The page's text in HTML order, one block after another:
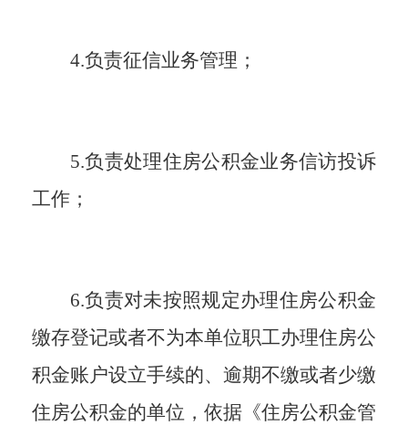
4.负责征信业务管理；
5.负责处理住房公积金业务信访投诉
工作；
6.负责对未按照规定办理住房公积金
缴存登记或者不为本单位职工办理住房公
积金账户设立手续的、逾期不缴或者少缴
住房公积金的单位，依据《住房公积金管